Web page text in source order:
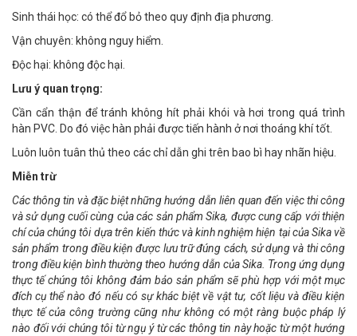
Sinh thái học: có thể đổ bỏ theo quy định địa phương.
Vận chuyên: không nguy hiểm.
Độc hại: không độc hại.
Lưu ý quan trọng:
Cần cẩn thận để tránh không hít phải khói và hơi trong quá trình
hàn PVC. Do đó việc hàn phải được tiến hành ở nơi thoáng khí tốt.
Luôn luôn tuân thủ theo các chỉ dẫn ghi trên bao bì hay nhãn hiệu.
Miễn trừ
Các thông tin và đặc biệt những hướng dẫn liên quan đến việc thi công
và sử dụng cuối cùng của các sản phẩm Sika, được cung cấp với thiện
chí của chúng tôi dựa trên kiến thức và kinh nghiệm hiện tại của Sika về
sản phẩm trong điều kiện được lưu trữ đúng cách, sử dụng và thi công
trong điều kiện bình thường theo hướng dẫn của Sika. Trong ứng dụng
thực tế chúng tôi không đảm bảo sản phẩm sẽ phù hợp với một mục
đích cụ thể nào đó nếu có sự khác biệt về vật tư, cốt liệu và điều kiện
thực tế của công trường cũng như không có một ràng buộc pháp lý
nào đối với chúng tôi từ ngụ ý từ các thông tin này hoặc từ một hướng